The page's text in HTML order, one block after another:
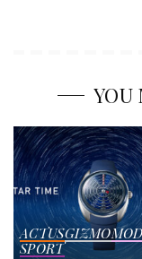
YOU
ACTUSGIZMO
SPORT